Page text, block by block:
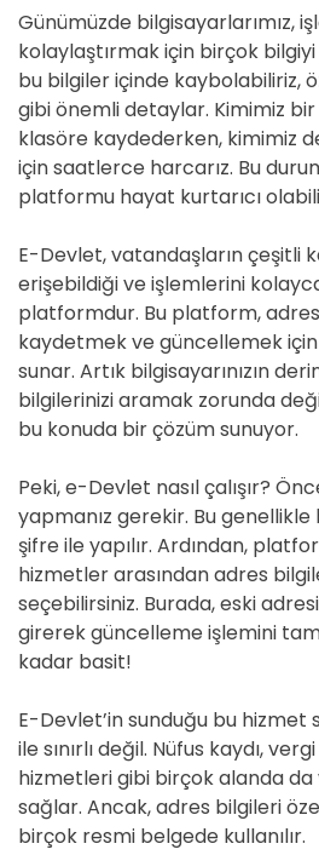
Günümüzde bilgisayarlarımız,
kolaylaştırmak için birçok
bu bilgiler içinde kaybolabiliriz,
gibi önemli detaylar. Kimimiz bir
klasöre kaydederken, kimimiz
için saatlerce harcarız. Bu
platformu hayat kurtarıcı
E-Devlet, vatandaşların çeşitli
erişebildiği ve işlemlerini
platformdur. Bu platform,
kaydetmek ve güncellemek
sunar. Artık bilgisayarınızın
bilgilerinizi aramak zorunda
bu konuda bir çözüm sunuyor.
Peki, e-Devlet nasıl çalışır?
yapmanız gerekir. Bu genellikle
şifre ile yapılır. Ardından,
hizmetler arasından adres
seçebilirsiniz. Burada, eski
girerek güncelleme işlemini
kadar basit!
E-Devlet’in sunduğu bu
ile sınırlı değil. Nüfus kaydı,
hizmetleri gibi birçok alanda
sağlar. Ancak, adres bilgileri
birçok resmi belgede kullanılır.